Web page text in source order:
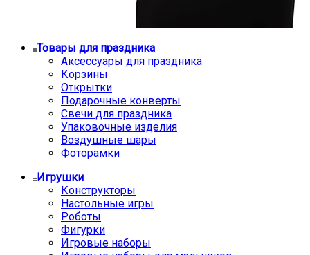
Товары для праздника
Аксессуары для праздника
Корзины
Открытки
Подарочные конверты
Свечи для праздника
Упаковочные изделия
Воздушные шары
Фоторамки
Игрушки
Конструкторы
Настольные игры
Роботы
Фигурки
Игровые наборы